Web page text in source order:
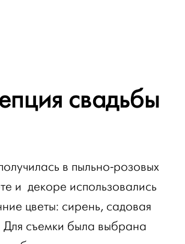
свадьбы
в пыльно-розовых
и декоре использовались
цветы: сирень, садовая
съемки была выбрана